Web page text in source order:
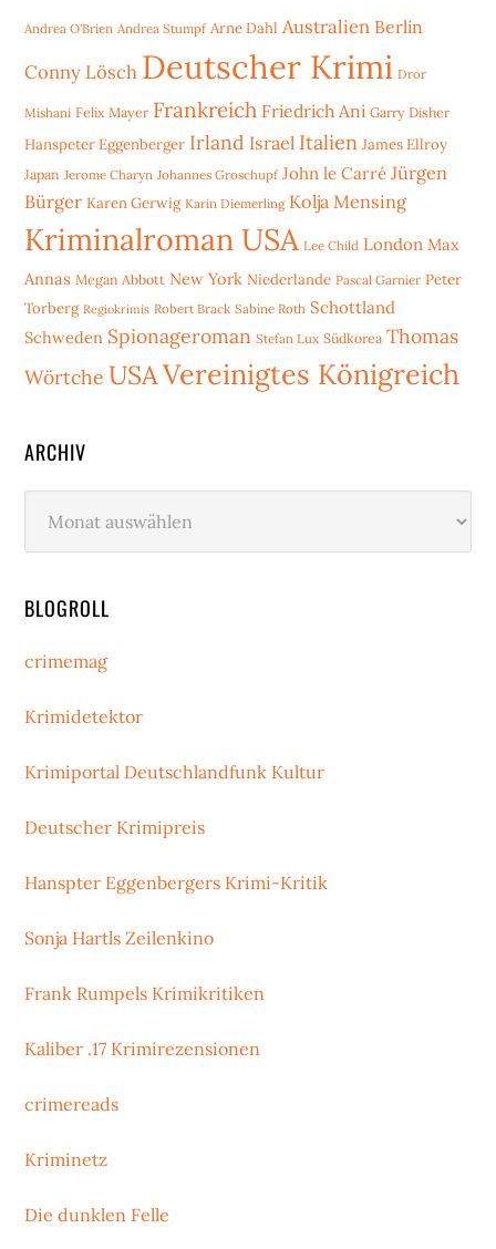
Andrea O'Brien Andrea Stumpf Arne Dahl Australien Berlin
Conny Lösch Deutscher Krimi Dror
Mishani Felix Mayer Frankreich Friedrich Ani Garry Disher
Hanspeter Eggenberger Irland Israel Italien James Ellroy
Japan Jerome Charyn Johannes Groschupf John le Carré Jürgen
Bürger Karen Gerwig Karin Diemerling Kolja Mensing
Kriminalroman USA Lee Child London Max
Annas Megan Abbott New York Niederlande Pascal Garnier Peter
Torberg Regiokrimis Robert Brack Sabine Roth Schottland
Schweden Spionageroman Stefan Lux Südkorea Thomas
Wörtche USAVereinigtes Königreich
ARCHIV
BLOGROLL
crimemag
Krimidetektor
Krimiportal Deutschlandfunk Kultur
Deutscher Krimipreis
Hanspter Eggenbergers Krimi-Kritik
Sonja Hartls Zeilenkino
Frank Rumpels Krimikritiken
Kaliber .17 Krimirezensionen
crimereads
Kriminetz
Die dunklen Felle